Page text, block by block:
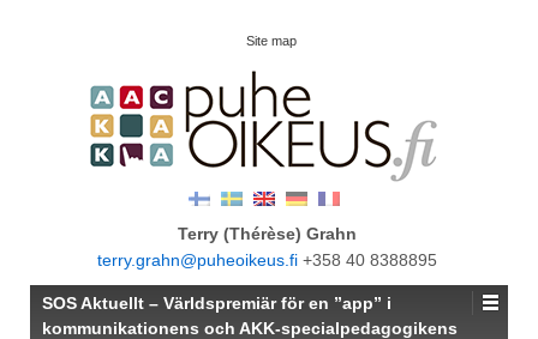
Site map
Terry (Thérèse) Grahn
terry.grahn@puheoikeus.fi +358 40 8388895
SOS Aktuellt – Världspremiär för en ”app” i
kommunikationens och AKK-specialpedagogikens